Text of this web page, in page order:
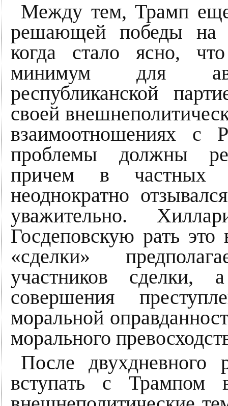
Между тем, Трамп
решающей победы на
когда стало ясно,
минимум для
республиканской
своей
взаимоотношениях с
проблемы должны
причем в частных
неоднократно
уважительно.
Госдеповскую рать
«сделки»
участников сделки,
совершения
моральной
морального
После двухдневного
вступать с Трампом